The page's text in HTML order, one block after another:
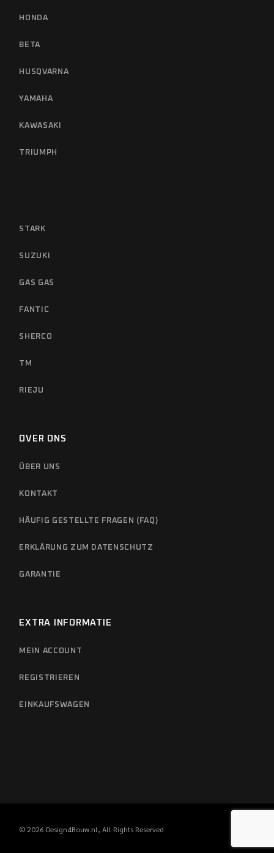
HONDA
BETA
HUSQVARNA
YAMAHA
KAWASAKI
TRIUMPH
STARK
SUZUKI
GAS GAS
FANTIC
SHERCO
TM
RIEJU
OVER ONS
ÜBER UNS
KONTAKT
HÄUFIG GESTELLTE FRAGEN (FAQ)
ERKLÄRUNG ZUM DATENSCHUTZ
GARANTIE
EXTRA INFORMATIE
MEIN ACCOUNT
REGISTRIEREN
EINKAUFSWAGEN
© 2026 Design4Bouw.nl, All Rights Reserved